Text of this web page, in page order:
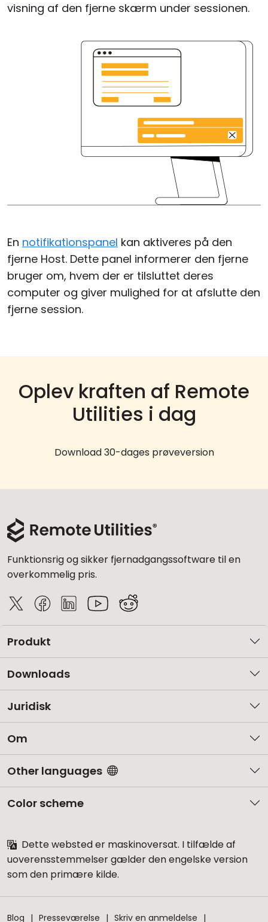
visning af den fjerne skærm under sessionen.
En notifikationspanel kan aktiveres på den
fjerne Host. Dette panel informerer den fjerne
bruger om, hvem der er tilsluttet deres
computer og giver mulighed for at afslutte den
fjerne session.
Oplev kraften af Remote
Utilities i dag
Download 30-dages prøveversion
Funktionsrig og sikker fjernadgangssoftware til en
overkommelig pris.
Produkt
Downloads
Juridisk
Om
Other languages
Color scheme
Dette websted er maskinoversat. I tilfælde af
uoverensstemmelser gælder den engelske version
som den primære kilde.
Blog Presseværelse Skriv en anmeldelse